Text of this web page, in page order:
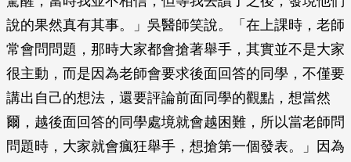
說的果然真有其事。」吳醫師笑說。「在上課時，老師
常會問問題，那時大家都會搶著舉手，其實並不是大家
很主動，而是因為老師會要求後面回答的同學，不僅要
講出自己的想法，還要評論前面同學的觀點，想當然
爾，越後面回答的同學處境就會越困難，所以當老師問
問題時，大家就會瘋狂舉手，想搶第一個發表。」因為